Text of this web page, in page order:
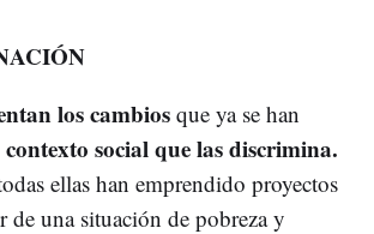
los cambiosque ya se han
contexto social que las discrimina.
ellas han emprendido proyectos
una situación de pobreza y